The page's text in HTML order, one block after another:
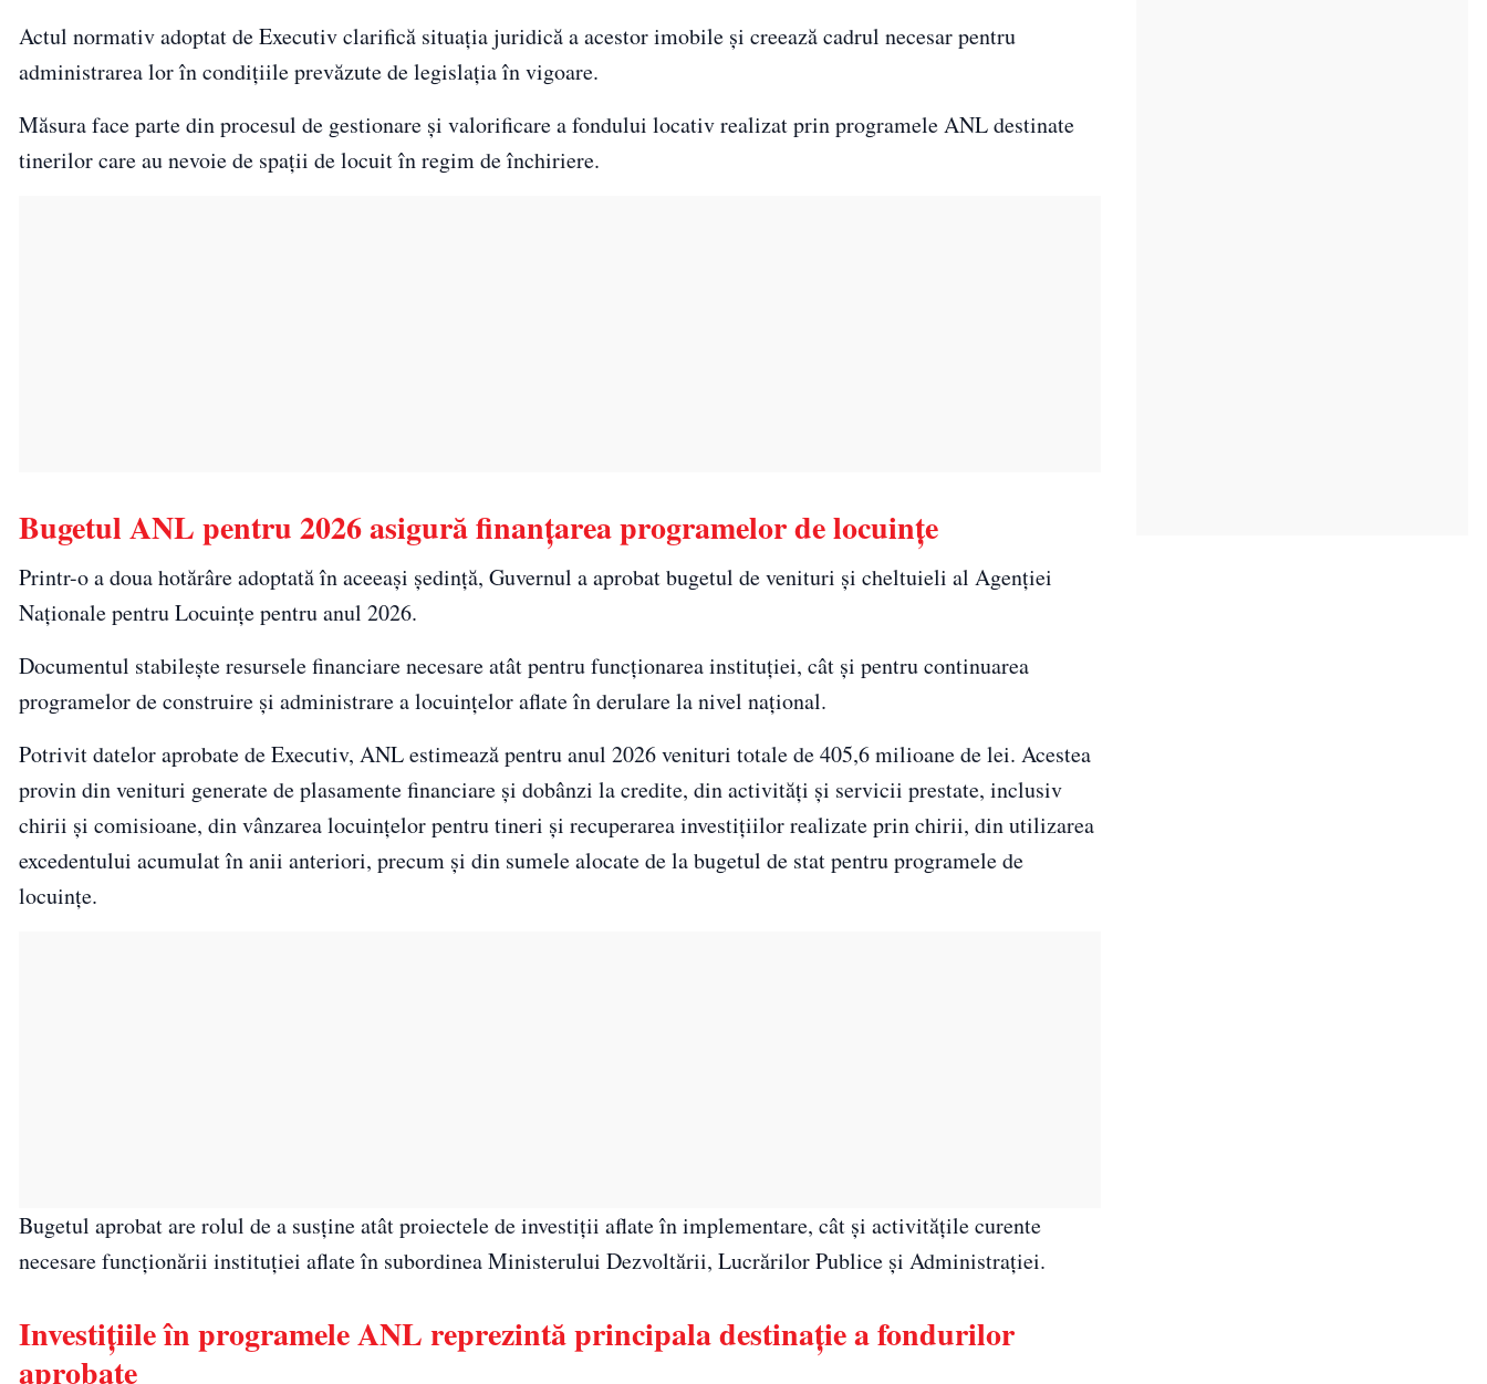
Actul normativ adoptat de Executiv clarifică situația juridică a acestor imobile și creează cadrul necesar pentru
administrarea lor în condițiile prevăzute de legislația în vigoare.
Măsura face parte din procesul de gestionare și valorificare a fondului locativ realizat prin programele ANL destinate
tinerilor care au nevoie de spații de locuit în regim de închiriere.
Bugetul ANL pentru 2026 asigură finanțarea programelor de locuințe
Printr-o a doua hotărâre adoptată în aceeași ședință, Guvernul a aprobat bugetul de venituri și cheltuieli al Agenției
Naționale pentru Locuințe pentru anul 2026.
Documentul stabilește resursele financiare necesare atât pentru funcționarea instituției, cât și pentru continuarea
programelor de construire și administrare a locuințelor aflate în derulare la nivel național.
Potrivit datelor aprobate de Executiv, ANL estimează pentru anul 2026 venituri totale de 405,6 milioane de lei. Acestea
provin din venituri generate de plasamente financiare și dobânzi la credite, din activități și servicii prestate, inclusiv
chirii și comisioane, din vânzarea locuințelor pentru tineri și recuperarea investițiilor realizate prin chirii, din utilizarea
excedentului acumulat în anii anteriori, precum și din sumele alocate de la bugetul de stat pentru programele de
locuințe.
Bugetul aprobat are rolul de a susține atât proiectele de investiții aflate în implementare, cât și activitățile curente
necesare funcționării instituției aflate în subordinea Ministerului Dezvoltării, Lucrărilor Publice și Administrației.
Investițiile în programele ANL reprezintă principala destinație a fondurilor
aprobate